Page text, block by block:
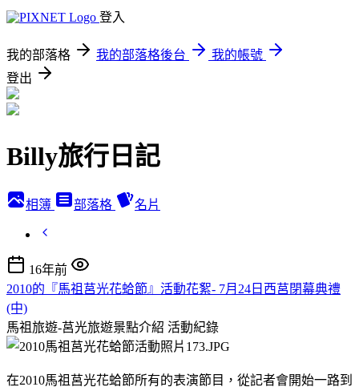
登入
我的部落格 我的部落格後台
我的帳號
登出
Billy旅行日記
相簿 部落格 名片
16年前
2010的『馬祖莒光花蛤節』活動花絮- 7月24日西莒閉幕典禮
(中)
馬祖旅遊-莒光旅遊景點介紹 活動紀錄
在2010馬祖莒光花蛤節所有的表演節目，從記者會開始一路到